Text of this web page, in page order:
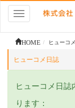
Toggle
navigation
HOME ヒューコ
ヒューコメ日誌
ヒューコメ日
ります：